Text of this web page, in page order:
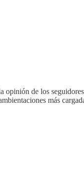
de los
más